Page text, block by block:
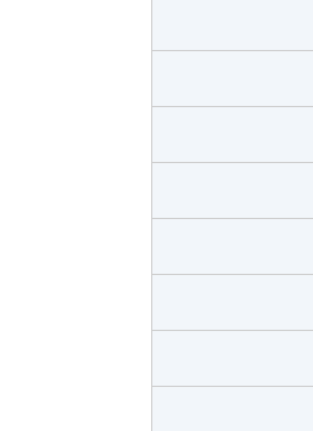
深日
深日
深日
深日
深日
深日
深日